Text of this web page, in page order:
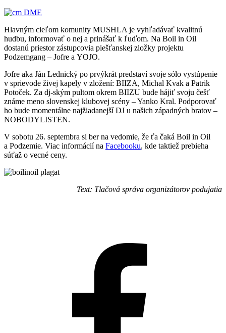
Hlavným cieľom komunity MUSHLA je vyhľadávať kvalitnú
hudbu, informovať o nej a prinášať k ľuďom. Na Boil in Oil
dostanú priestor zástupcovia piešťanskej zložky projektu
Podzemgang – Jofre a YOJO.
Jofre aka Ján Lednický po prvýkrát predstaví svoje sólo vystúpenie
v sprievode živej kapely v zložení: BIIZA, Michal Kvak a Patrik
Potoček. Za dj-ským pultom okrem BIIZU bude hájiť svoju češť
známe meno slovenskej klubovej scény – Yanko Kral. Podporovať
ho bude momentálne najžiadanejší DJ u našich západných bratov –
NOBODYLISTEN.
V sobotu 26. septembra si ber na vedomie, že ťa čaká Boil in Oil
a Podzemie. Viac informácií na Facebooku, kde taktiež prebieha
súťaž o vecné ceny.
Text: Tlačová správa organizátorov podujatia